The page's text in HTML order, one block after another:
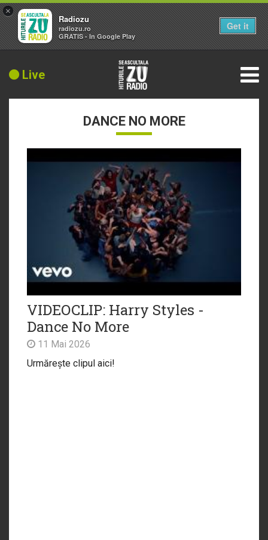
Live
DANCE NO MORE
VIDEOCLIP: Harry Styles -
Dance No More
11 Mai 2026
Urmărește clipul aici!
×
Radiozu
radiozu.ro
GRATIS - In Google Play
Get it